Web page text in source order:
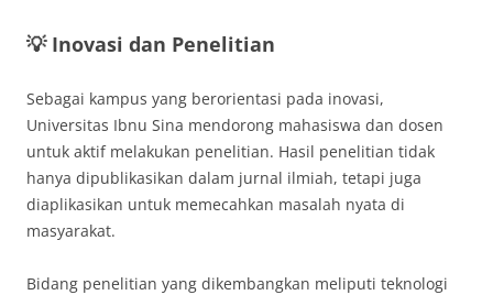
💡 Inovasi dan Penelitian
Sebagai kampus yang berorientasi pada inovasi,
Universitas Ibnu Sina mendorong mahasiswa dan dosen
untuk aktif melakukan penelitian. Hasil penelitian tidak
hanya dipublikasikan dalam jurnal ilmiah, tetapi juga
diaplikasikan untuk memecahkan masalah nyata di
masyarakat.
Bidang penelitian yang dikembangkan meliputi teknologi